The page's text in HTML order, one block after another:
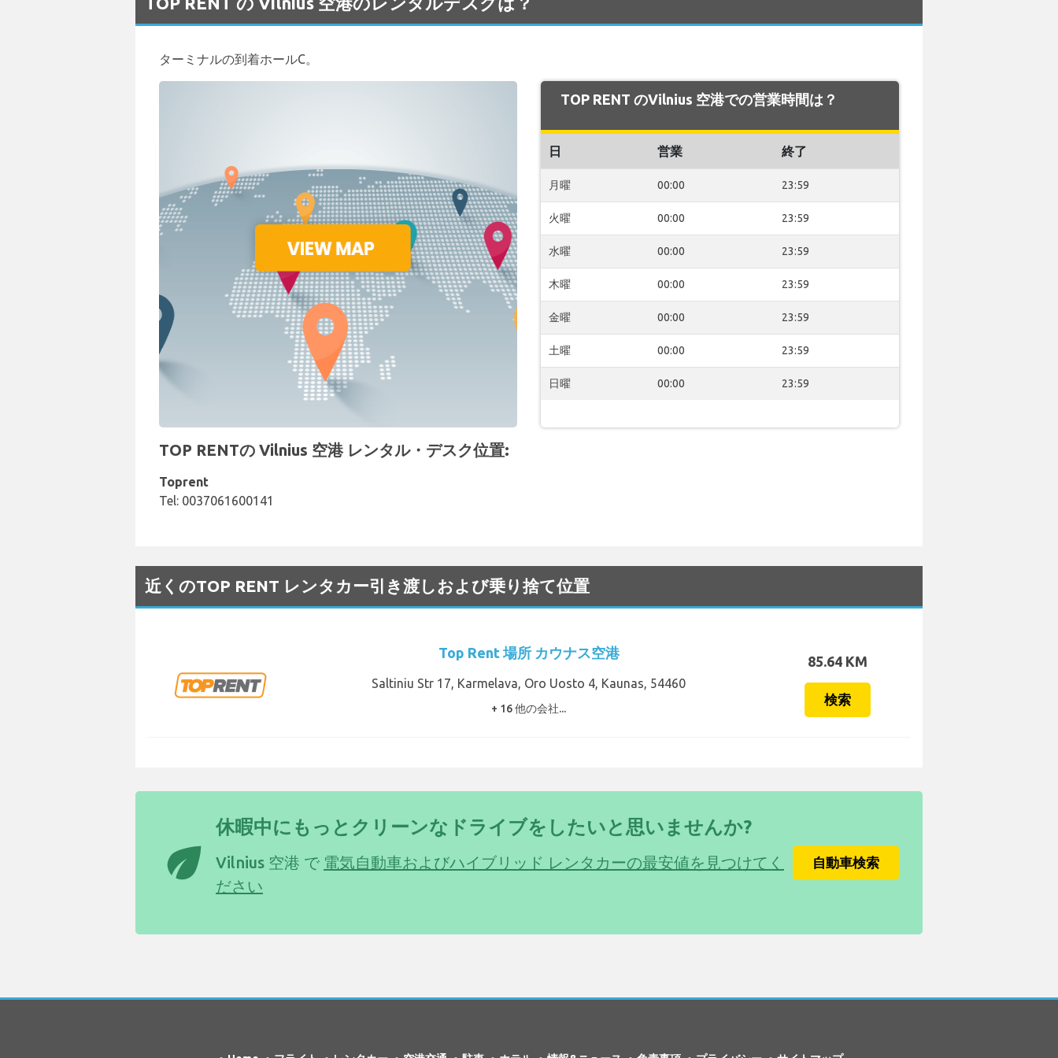
ターミナルの到着ホールC。
TOP RENT のVilnius 空港での営業時間は？
日 営業 終了
月曜 00:00 23:59
火曜 00:00 23:59
水曜 00:00 23:59
木曜 00:00 23:59
金曜 00:00 23:59
土曜 00:00 23:59
日曜 00:00 23:59
TOP RENTの Vilnius 空港 レンタル・デスク位置:
Toprent
Tel: 0037061600141
近くのTOP RENT レンタカー引き渡しおよび乗り捨て位置
Top Rent 場所 カウナス空港
Saltiniu Str 17, Karmelava, Oro Uosto 4, Kaunas, 54460
+ 16 他の会社...
85.64 KM
検索
eco
休暇中にもっとクリーンなドライブをしたいと思いませんか?
Vilnius 空港 で 電気自動車およびハイブリッド レンタカーの最安値を見つけてく
ださい
自動車検索